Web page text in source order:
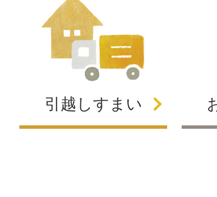
引越しすまい